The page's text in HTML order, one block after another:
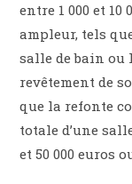
entre 1 000 et
ampleur, tels
salle de bain ou
revêtement de
que la refonte
totale d’une
et 50 000 euros